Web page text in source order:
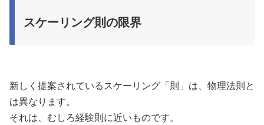
スケーリング則の限界
新しく提案されているスケーリング「則」は、物理法則と
は異なります。
それは、むしろ経験則に近いものです。